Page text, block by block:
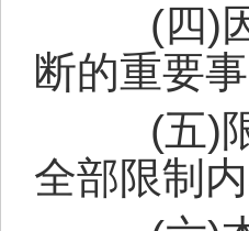
(四)
断的重要事
(五)
全部限制内